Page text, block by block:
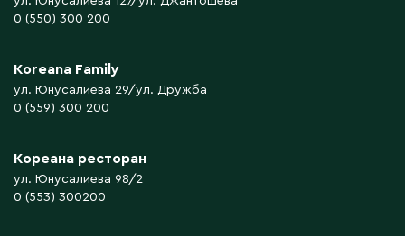
0 (550) 300 200
Koreana Family
ул. Юнусалиева 29/ул. Дружба
0 (559) 300 200
Кореана ресторан
ул. Юнусалиева 98/2
0 (553) 300200